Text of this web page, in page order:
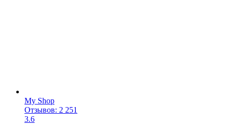
My Shop
Отзывов: 2 251
3.6